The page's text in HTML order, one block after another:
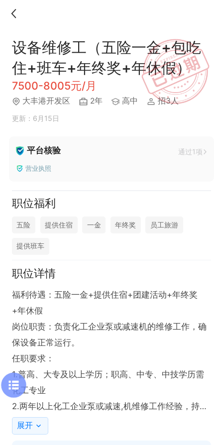
设备维修工（五险一金+包吃
住+班车+年终奖+年休假）
7500-8005元/月
大丰港开发区 2年 高中 招3人
更新：6月15日
平台核验 通过1项
营业执照
职位福利
五险 提供住宿 一金 年终奖 员工旅游
提供班车
职位详情
福利待遇：五险一金+提供住宿+团建活动+年终奖
+年休假
岗位职责：负责化工企业泵或减速机的维修工作，确
保设备正常运行。
任职要求：
1.普高、大专及以上学历；职高、中专、中技学历需
化工专业
2.两年以上化工企业泵或减速,机维修工作经验，持焊
工证，吃苦耐劳
展开